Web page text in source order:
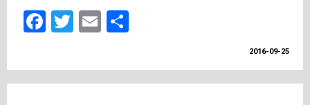
Facebook
Twitter
Email
2016-09-25